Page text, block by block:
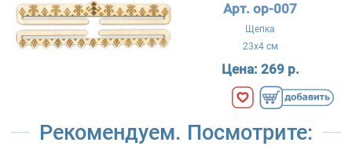
Арт. ор-007
Щепка
23x4 см
Цена: 269 р.
Рекомендуем. Посмотрите: